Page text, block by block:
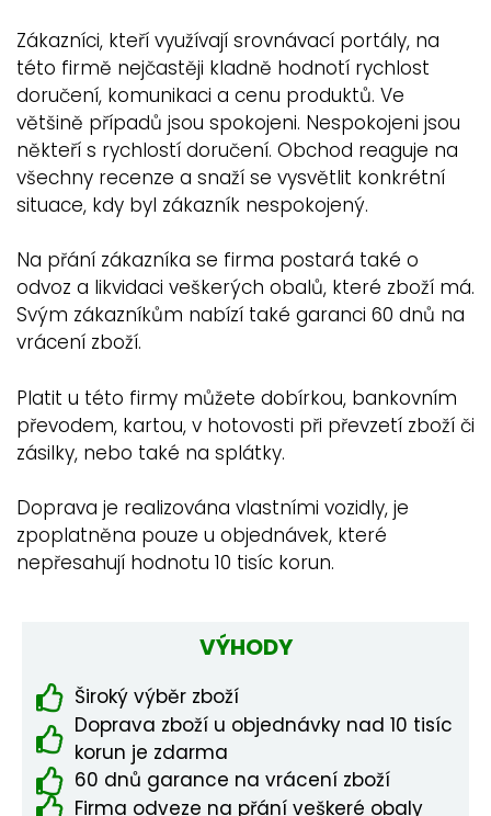
Zákazníci, kteří využívají srovnávací portály, na
této firmě nejčastěji kladně hodnotí rychlost
doručení, komunikaci a cenu produktů. Ve
většině případů jsou spokojeni. Nespokojeni jsou
někteří s rychlostí doručení. Obchod reaguje na
všechny recenze a snaží se vysvětlit konkrétní
situace, kdy byl zákazník nespokojený.
Na přání zákazníka se firma postará také o
odvoz a likvidaci veškerých obalů, které zboží má.
Svým zákazníkům nabízí také garanci 60 dnů na
vrácení zboží.
Platit u této firmy můžete dobírkou, bankovním
převodem, kartou, v hotovosti při převzetí zboží či
zásilky, nebo také na splátky.
Doprava je realizována vlastními vozidly, je
zpoplatněna pouze u objednávek, které
nepřesahují hodnotu 10 tisíc korun.
VÝHODY
Široký výběr zboží
Doprava zboží u objednávky nad 10 tisíc
korun je zdarma
60 dnů garance na vrácení zboží
Firma odveze na přání veškeré obaly